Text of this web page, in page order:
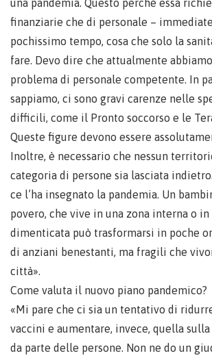
una pandemia. Questo perché essa
finanziarie che di personale –
pochissimo tempo, cosa che solo la
fare. Devo dire che attualmente
problema di personale competente. In
sappiamo, ci sono gravi carenze nelle
difficili, come il Pronto soccorso e le
Queste figure devono essere
Inoltre, è necessario che nessun
categoria di persone sia lasciata
ce l’ha insegnato la pandemia. Un
povero, che vive in una zona interna o
dimenticata può trasformarsi in poche
di anziani benestanti, ma fragili che
città».
Come valuta il nuovo piano pandemico?
«Mi pare che ci sia un tentativo di
vaccini e aumentare, invece, quella
da parte delle persone. Non ne do un